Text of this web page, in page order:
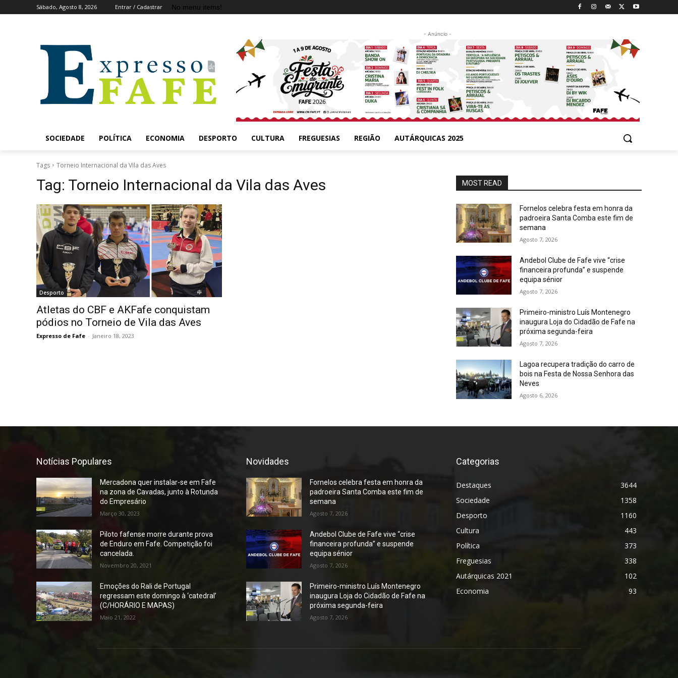
Sábado, Agosto 8, 2026 Entrar / Cadastrar No menu items!
- Anúncio -
SOCIEDADE POLÍTICA ECONOMIA DESPORTO CULTURA FREGUESIAS REGIÃO AUTÁRQUICAS 2025
Tags Torneio Internacional da Vila das Aves
Tag: Torneio Internacional da Vila das Aves
Desporto
Atletas do CBF e AKFafe conquistam
pódios no Torneio de Vila das Aves
Expresso de Fafe - Janeiro 18, 2023
MOST READ
Fornelos celebra festa em honra da
padroeira Santa Comba este fim de
semana
Agosto 7, 2026
Andebol Clube de Fafe vive “crise
financeira profunda” e suspende
equipa sénior
Agosto 7, 2026
Primeiro-ministro Luís Montenegro
inaugura Loja do Cidadão de Fafe na
próxima segunda-feira
Agosto 7, 2026
Lagoa recupera tradição do carro de
bois na Festa de Nossa Senhora das
Neves
Agosto 6, 2026
Notícias Populares
Mercadona quer instalar-se em Fafe
na zona de Cavadas, junto à Rotunda
do Empresário
Março 30, 2023
Piloto fafense morre durante prova
de Enduro em Fafe. Competição foi
cancelada.
Novembro 20, 2021
Emoções do Rali de Portugal
regressam este domingo à ‘catedral’
(C/HORÁRIO E MAPAS)
Maio 21, 2022
Novidades
Fornelos celebra festa em honra da
padroeira Santa Comba este fim de
semana
Agosto 7, 2026
Andebol Clube de Fafe vive “crise
financeira profunda” e suspende
equipa sénior
Agosto 7, 2026
Primeiro-ministro Luís Montenegro
inaugura Loja do Cidadão de Fafe na
próxima segunda-feira
Agosto 7, 2026
Categorias
Destaques
3644
Sociedade
1358
Desporto
1160
Cultura
443
Política
373
Freguesias
338
Autárquicas 2021
102
Economia
93